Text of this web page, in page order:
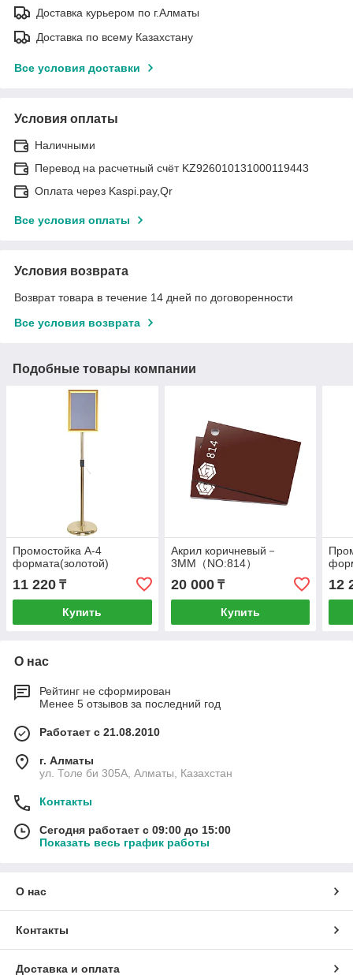
Доставка курьером по г.Алматы
Доставка по всему Казахстану
Все условия доставки
Условия оплаты
Наличными
Перевод на расчетный счёт KZ926010131000119443
Оплата через Kaspi.pay,Qr
Все условия оплаты
Условия возврата
Возврат товара в течение 14 дней по договоренности
Все условия возврата
Подобные товары компании
Промостойка А-4
формата(золотой)
11 220 ₸
Купить
Акрил коричневый－
3MM（NO:814）
20 000₸
Купить
12
О нас
Рейтинг не сформирован
Менее 5 отзывов за последний год
Работает с 21.08.2010
г. Алматы
ул. Толе би 305А, Алматы, Казахстан
Контакты
Сегодня работает с 09:00 до 15:00
Показать весь график работы
О нас
Контакты
Доставка и оплата